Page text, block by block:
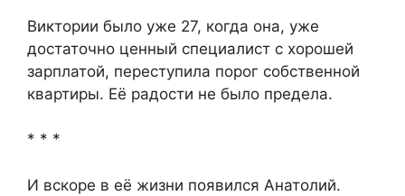
Виктории было уже 27, когда она, уже
достаточно ценный специалист с хорошей
зарплатой, переступила порог собственной
квартиры. Её радости не было предела.
* * *
И вскоре в её жизни появился Анатолий.